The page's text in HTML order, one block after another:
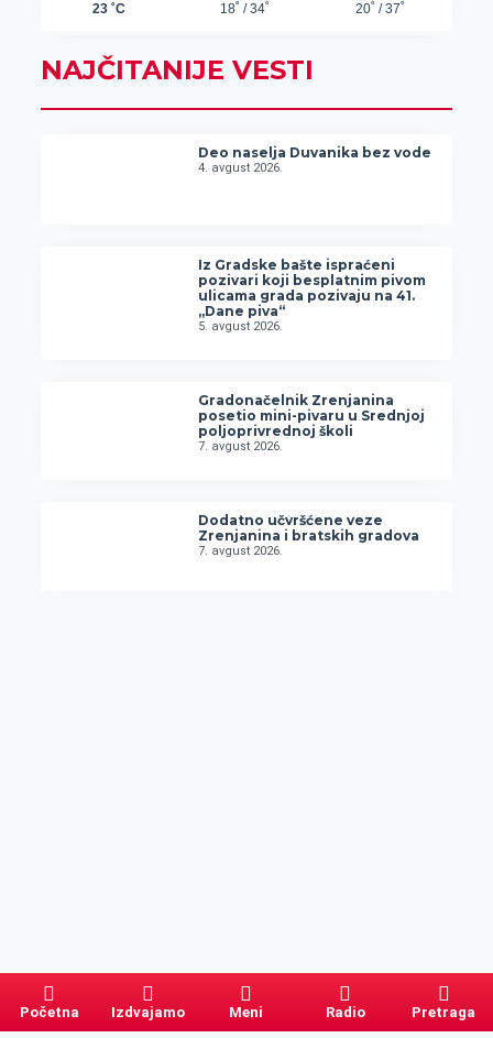
NAJČITANIJE VESTI
Deo naselja Duvanika bez vode
4. avgust 2026.
Iz Gradske bašte ispraćeni
pozivari koji besplatnim pivom
ulicama grada pozivaju na 41.
„Dane piva“
5. avgust 2026.
Gradonačelnik Zrenjanina
posetio mini-pivaru u Srednjoj
poljoprivrednoj školi
7. avgust 2026.
Dodatno učvršćene veze
Zrenjanina i bratskih gradova
7. avgust 2026.
Početna Izdvajamo Meni Radio Pretraga